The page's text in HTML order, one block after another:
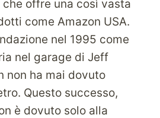
offre una così vasta
come Amazon USA.
nel 1995 come
nel garage di Jeff
non ha mai dovuto
Questo successo,
è dovuto solo alla